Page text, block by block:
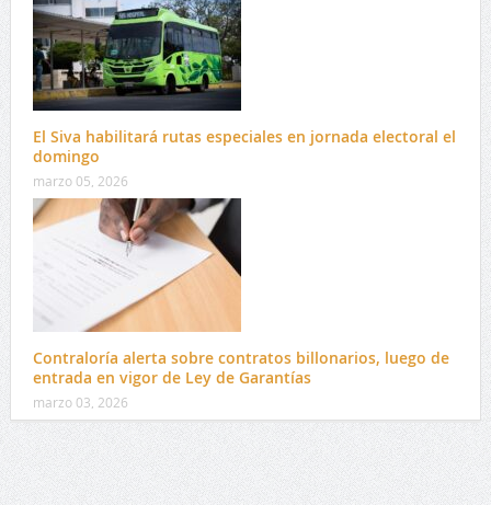
El Siva habilitará rutas especiales en jornada electoral el
domingo
marzo 05, 2026
Contraloría alerta sobre contratos billonarios, luego de
entrada en vigor de Ley de Garantías
marzo 03, 2026